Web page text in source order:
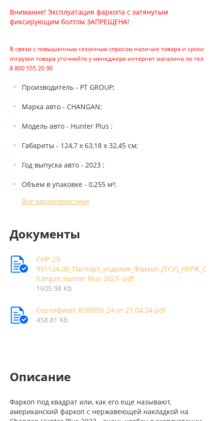
Внимание! Эксплуатация фаркопа с затянутым
фиксирующим болтом ЗАПРЕЩЕНА!
В связи с повышенным сезонным спросом наличие товара и сроки
отгрузки товара уточняйте у менеджера интернет магазина по тел
8 800 555 20 90
Производитель - PT GROUP;
Марка авто - CHANGAN;
Модель авто - Hunter Plus ;
Габариты - 124,7 х 63,18 х 32,45 см;
Год выпуска авто - 2023 ;
Объем в упаковке - 0,255 м³;
Все характеристики
Документы
CHP-23-
991124.00_Паспорт_изделия_Фаркоп_(ТСУ)_НЕРЖ_C
hangan Hunter Plus 2023-.pdf
1605.98 Kb
Сертификат В.00959_24 от 27.04.24.pdf
458.81 Kb
Описание
Фаркоп под квадрат или, как его еще называют,
американский фаркоп с нержавеющей накладкой на